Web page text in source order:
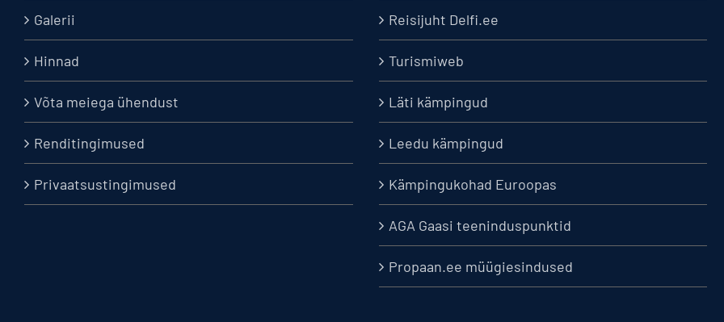
Galerii
Hinnad
Võta meiega ühendust
Renditingimused
Privaatsustingimused
Reisijuht Delfi.ee
Turismiweb
Läti kämpingud
Leedu kämpingud
Kämpingukohad Euroopas
AGA Gaasi teeninduspunktid
Propaan.ee müügiesindused